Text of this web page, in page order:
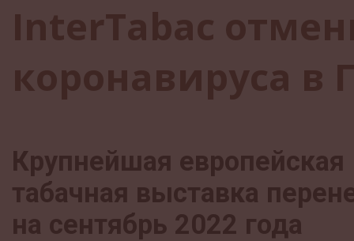
InterTabac
коронавируса в
Крупнейшая европейская
табачная выставка
на сентябрь 2022 года